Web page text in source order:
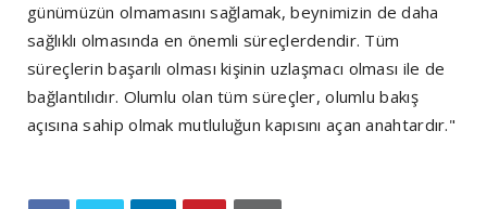
günümüzün olmamasını sağlamak, beynimizin de daha
sağlıklı olmasında en önemli süreçlerdendir. Tüm
süreçlerin başarılı olması kişinin uzlaşmacı olması ile de
bağlantılıdır. Olumlu olan tüm süreçler, olumlu bakış
açısına sahip olmak mutluluğun kapısını açan anahtardır."